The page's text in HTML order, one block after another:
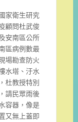
家衛生研究
顧問杜武俊
安南區公所
區病例數最
場勘查防火
水塔、汙水
杜教授特別
請民眾雨後
容器，像是
又無上蓋即